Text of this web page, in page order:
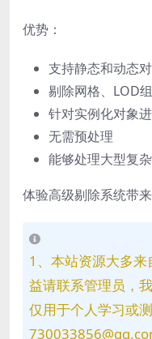
优势：
支持静态和动态
剔除网格、LOD
针对实例化对象
无需预处理
能够处理大型复
体验高级剔除系统带
1、本站资源大多
益请联系管理员，
仅用于个人学习或